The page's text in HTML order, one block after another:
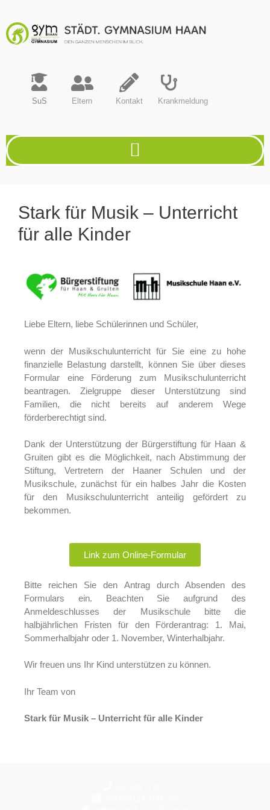
SuS Eltern Kontakt Krankmeldung
Stark für Musik – Unterricht
für alle Kinder
Liebe Eltern, liebe Schülerinnen und Schüler,
wenn der Musikschulunterricht für Sie eine zu hohe
finanzielle Belastung darstellt, können Sie über dieses
Formular eine Förderung zum Musikschulunterricht
beantragen. Zielgruppe dieser Unterstützung sind
Familien, die nicht bereits auf anderem Wege
förderberechtigt sind.
Dank der Unterstützung der Bürgerstiftung für Haan &
Gruiten gibt es die Möglichkeit, nach Abstimmung der
Stiftung, Vertretern der Haaner Schulen und der
Musikschule, zunächst für ein halbes Jahr die Kosten
für den Musikschulunterricht anteilig gefördert zu
bekommen.
Link zum Online-Formular
Bitte reichen Sie den Antrag durch Absenden des
Formulars ein. Beachten Sie aufgrund des
Anmeldeschlusses der Musikschule bitte die
halbjährlichen Fristen für den Förderantrag: 1. Mai,
Sommerhalbjahr oder 1. November, Winterhalbjahr.
Wir freuen uns Ihr Kind unterstützen zu können.
Ihr Team von
Stark für Musik – Unterricht für alle Kinder